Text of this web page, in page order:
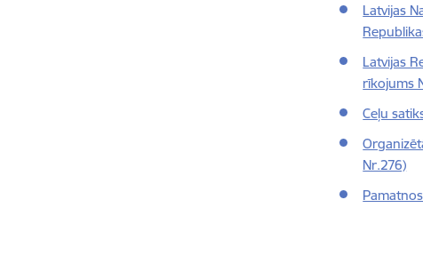
Latvijas
Latvijas
rīkojums
Ceļu
Nr.276)